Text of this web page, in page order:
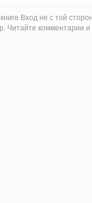
Вход не с той
Читайте комментарии